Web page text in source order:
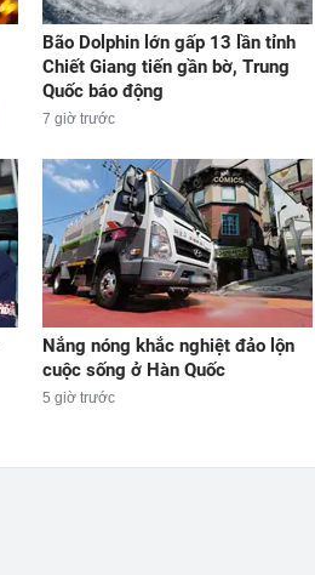
Bão Dolphin lớn gấp 13 lần tỉnh
Chiết Giang tiến gần bờ, Trung
Quốc báo động
7 giờ trước
Nắng nóng khắc nghiệt đảo lộn
cuộc sống ở Hàn Quốc
5 giờ trước